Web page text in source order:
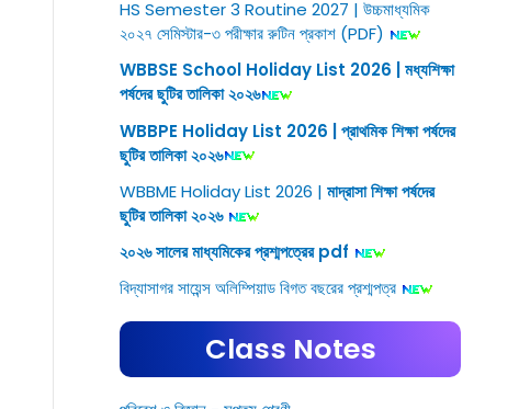
HS Semester 3 Routine 2027 | উচ্চমাধ্যমিক
২০২৭ সেমিস্টার-৩ পরীক্ষার রুটিন প্রকাশ (PDF)
WBBSE School Holiday List 2026 | মধ্যশিক্ষা
পর্ষদের ছুটির তালিকা ২০২৬
WBBPE Holiday List 2026 | প্রাথমিক শিক্ষা পর্ষদের
ছুটির তালিকা ২০২৬
WBBME Holiday List 2026 | মাদ্রাসা শিক্ষা পর্ষদের
ছুটির তালিকা ২০২৬
২০২৬ সালের মাধ্যমিকের প্রশ্মপত্রের pdf
বিদ্যাসাগর সায়েন্স অলিম্পিয়াড বিগত বছরের প্রশ্মপত্র
Class Notes